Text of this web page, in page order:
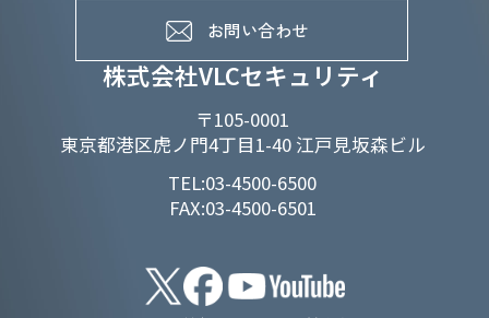
株式会社VLCセキュリティ
〒105-0001
東京都港区虎ノ門4丁目1-40 江戸見坂森ビル
TEL:03-4500-6500
FAX:03-4500-6501
お問い合わせ